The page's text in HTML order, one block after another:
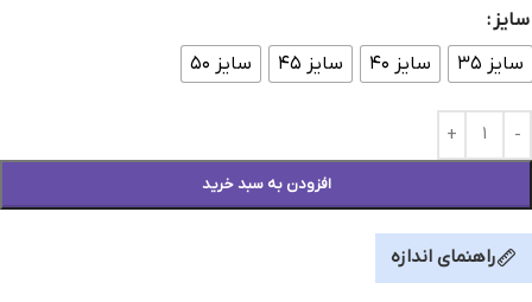
سایز
سایز ۳۵
سایز ۴۰ سایز ۴۵ سایز ۵۰
افزودن به سبد خرید
راهنمای اندازه